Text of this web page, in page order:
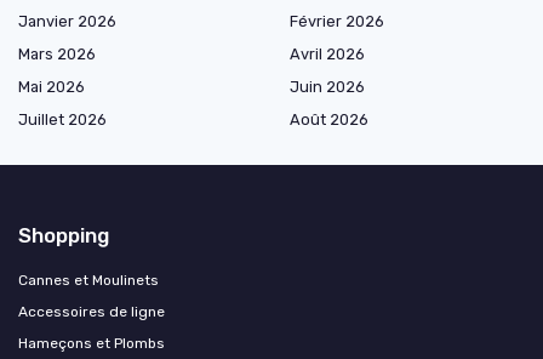
Janvier 2026
Février 2026
Mars 2026
Avril 2026
Mai 2026
Juin 2026
Juillet 2026
Août 2026
Shopping
Cannes et Moulinets
Accessoires de ligne
Hameçons et Plombs